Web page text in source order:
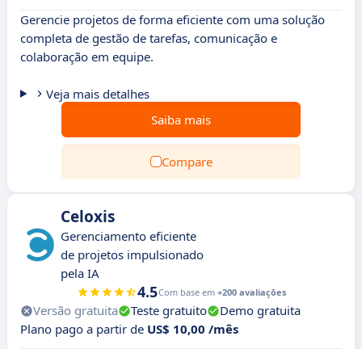
Gerencie projetos de forma eficiente com uma solução
completa de gestão de tarefas, comunicação e
colaboração em equipe.
Veja mais detalhes
Saiba mais
Compare
Celoxis
Gerenciamento eficiente
de projetos impulsionado
pela IA
4.5Com base em +200 avaliações
Versão gratuita Teste gratuito
Demo gratuita
Plano pago a partir de US$ 10,00 /mês